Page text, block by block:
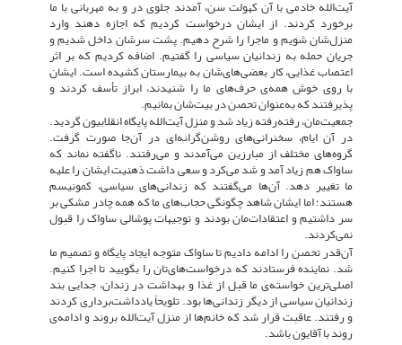
آیت‌الله خادمی با آن کهولت سن، آمدند جلوی در و به مهربانی با ما
برخورد کردند. از ایشان درخواست کردیم که اجازه دهند وارد
منزل‌شان شویم و ماجرا را شرح دهیم. پشت سرشان داخل شدیم و
جریان حمله به زندانیان سیاسی را گفتیم. اضافه کردیم که بر اثر
اعتصاب غذایی، کار بعضی‌های‌شان به بیمارستان کشیده است. ایشان
با روی خوش همه‌ی حرف‌های ما را شنیدند، ابراز تأسف کردند و
پذیرفتند که به‌عنوان تحصن در بیت‌شان بمانیم.
جمعیت‌مان، رفته‌رفته زیاد شد و منزل آیت‌الله پایگاه انقلابیون گردید.
در آن ایام، سخنرانی‌های روشن‌گرانه‌ای در آن‌جا صورت گرفت.
گروه‌های مختلف از مبارزین می‌آمدند و می‌رفتند. ناگفته نماند که
ساواک هم زیاد آمد و شد می‌کرد و سعی داشت ذهنیت ایشان را علیه
ما تغییر دهد. آن‌ها می‌گفتند که زندانی‌های سیاسی، کمونیسم
هستند؛ اما ایشان شاهد چگونگی حجاب‌های ما که همه چادر مشکی بر
سر داشتیم و اعتقادات‌مان بودند و توجیهات پوشالی ساواک را قبول
نمی‌کردند.
آن‌قدر تحصن را ادامه دادیم تا ساواک متوجه ایجاد پایگاه و تصمیم ما
شد. نماینده فرستادند که درخواست‌های‌تان را بگویید تا اجرا کنیم.
اصلی‌ترین خواسته‌ی ما قبل از غذا و بهداشت در زندان، جدایی بند
زندانیان سیاسی از دیگر زندانی‌ها بود. تلویحاً یادداشت‌برداری کردند
و رفتند. عاقبت قرار شد که خانم‌ها از منزل آیت‌الله بروند و ادامه‌ی
روند با آقایون باشد.